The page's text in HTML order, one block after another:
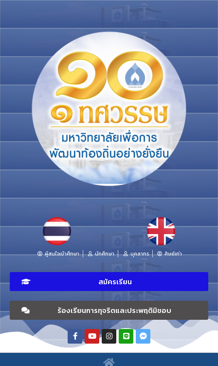
ผู้สนใจเข้าศึกษา นักศึกษา บุคลากร ศิษย์เก่า
สมัครเรียน
ร้องเรียนการทุจริตและประพฤติมิชอบ